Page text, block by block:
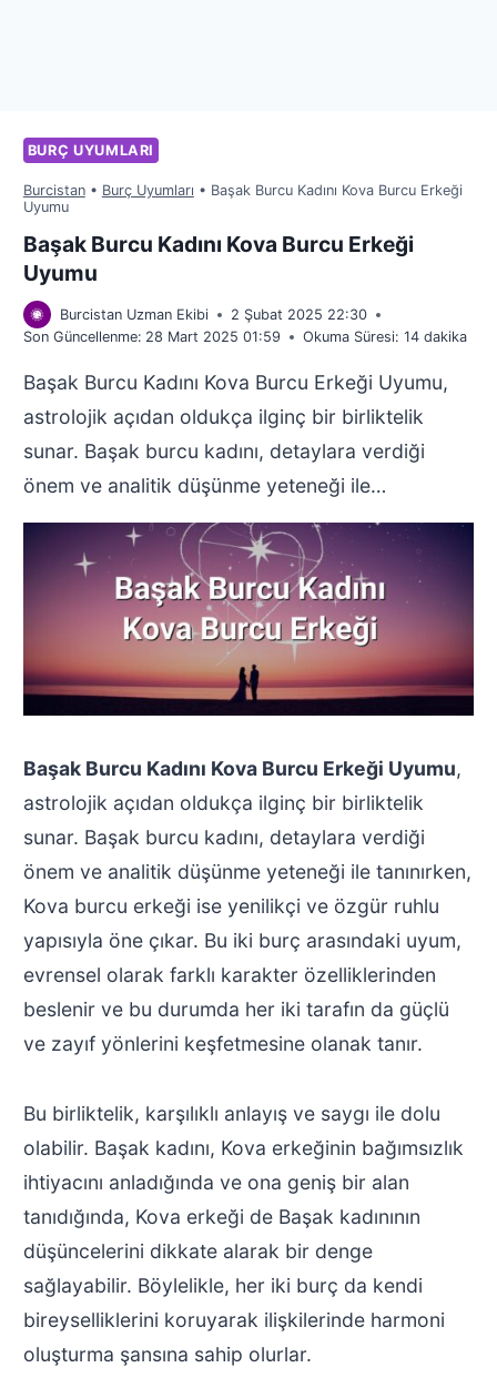
BURÇ UYUMLARI
Burcistan• Burç Uyumları • Başak Burcu Kadını Kova Burcu Erkeği
Uyumu
Başak Burcu Kadını Kova Burcu Erkeği
Uyumu
Burcistan Uzman Ekibi
2 Şubat 2025 22:30
Son Güncellenme: 28 Mart 2025 01:59 Okuma Süresi: 14 dakika
Başak Burcu Kadını Kova Burcu Erkeği Uyumu,
astrolojik açıdan oldukça ilginç bir birliktelik
sunar. Başak burcu kadını, detaylara verdiği
önem ve analitik düşünme yeteneği ile…
Başak Burcu Kadını Kova Burcu Erkeği Uyumu,
astrolojik açıdan oldukça ilginç bir birliktelik
sunar. Başak burcu kadını, detaylara verdiği
önem ve analitik düşünme yeteneği ile tanınırken,
Kova burcu erkeği ise yenilikçi ve özgür ruhlu
yapısıyla öne çıkar. Bu iki burç arasındaki uyum,
evrensel olarak farklı karakter özelliklerinden
beslenir ve bu durumda her iki tarafın da güçlü
ve zayıf yönlerini keşfetmesine olanak tanır.
Bu birliktelik, karşılıklı anlayış ve saygı ile dolu
olabilir. Başak kadını, Kova erkeğinin bağımsızlık
ihtiyacını anladığında ve ona geniş bir alan
tanıdığında, Kova erkeği de Başak kadınının
düşüncelerini dikkate alarak bir denge
sağlayabilir. Böylelikle, her iki burç da kendi
bireyselliklerini koruyarak ilişkilerinde harmoni
oluşturma şansına sahip olurlar.